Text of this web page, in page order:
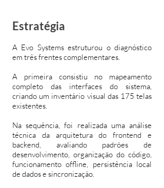
Estratégia
A Evo Systems estruturou o diagnóstico
em três frentes complementares.
A primeira consistiu no mapeamento
completo das interfaces do sistema,
criando um inventário visual das 175 telas
existentes.
Na sequência, foi realizada uma análise
técnica da arquitetura do frontend e
backend, avaliando padrões de
desenvolvimento, organização do código,
funcionamento offline, persistência local
de dados e sincronização.